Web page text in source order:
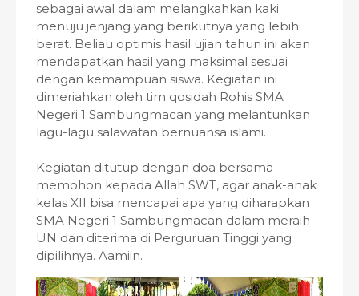
sebagai awal dalam melangkahkan kaki
menuju jenjang yang berikutnya yang lebih
berat. Beliau optimis hasil ujian tahun ini akan
mendapatkan hasil yang maksimal sesuai
dengan kemampuan siswa. Kegiatan ini
dimeriahkan oleh tim qosidah Rohis SMA
Negeri 1 Sambungmacan yang melantunkan
lagu-lagu salawatan bernuansa islami.
Kegiatan ditutup dengan doa bersama
memohon kepada Allah SWT, agar anak-anak
kelas XII bisa mencapai apa yang diharapkan
SMA Negeri 1 Sambungmacan dalam meraih
UN dan diterima di Perguruan Tinggi yang
dipilihnya. Aamiin.